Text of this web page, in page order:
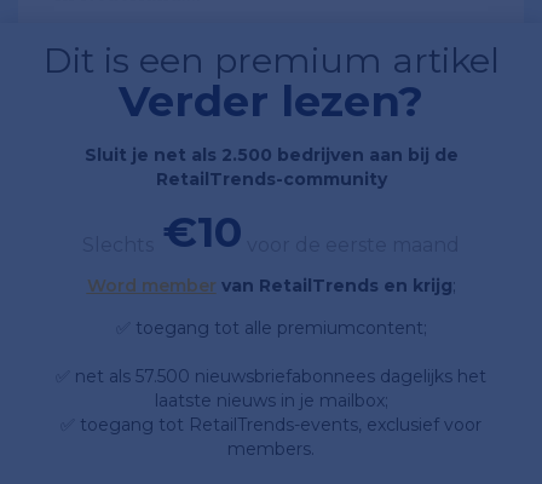
Dit is een premium artikel
Verder lezen?
Sluit je net als 2.500 bedrijven aan bij de
RetailTrends-community
€10
Word member van RetailTrends en krijg;
✅ toegang tot alle premiumcontent;
✅ net als 57.500 nieuwsbriefabonnees dagelijks het
laatste nieuws in je mailbox;
✅ toegang tot RetailTrends-events, exclusief voor
members.